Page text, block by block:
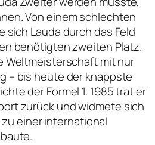
Von einem schlechten
sich Lauda durch das Feld
benötigten zweiten Platz.
Weltmeisterschaft mit nur
– bis heute der knappste
der Formel 1. 1985 trat er
zurück und widmete sich
einer international